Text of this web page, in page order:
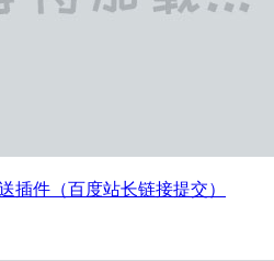
插件（百度站长链接提交）